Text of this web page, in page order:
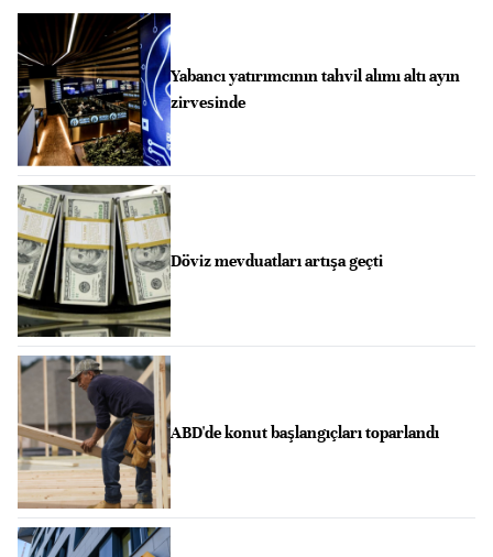
Yabancı yatırımcının tahvil alımı altı ayın
zirvesinde
Döviz mevduatları artışa geçti
ABD'de konut başlangıçları toparlandı